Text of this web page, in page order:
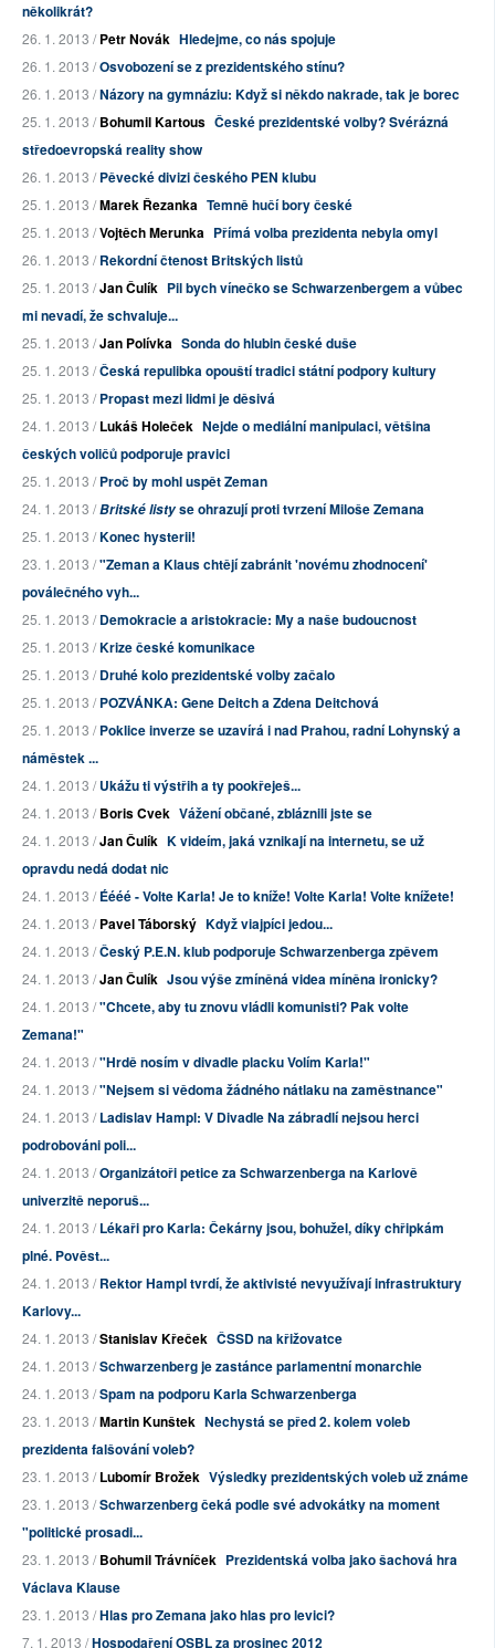
několikrát?
26. 1. 2013 /Petr Novák Hledejme, co nás spojuje
26. 1. 2013 /Osvobození se z prezidentského stínu?
26. 1. 2013 /Názory na gymnáziu: Když si někdo nakrade, tak je borec
25. 1. 2013 /Bohumil Kartous České prezidentské volby? Svérázná
středoevropská reality show
26. 1. 2013 /Pěvecké divizi českého PEN klubu
25. 1. 2013 /Marek Řezanka Temně hučí bory české
25. 1. 2013 /Vojtěch Merunka Přímá volba prezidenta nebyla omyl
26. 1. 2013 /Rekordní čtenost Britských listů
25. 1. 2013 /Jan Čulík Pil bych vínečko se Schwarzenbergem a vůbec
mi nevadí, že schvaluje...
25. 1. 2013 /Jan Polívka Sonda do hlubin české duše
25. 1. 2013 /Česká repulibka opouští tradici státní podpory kultury
25. 1. 2013 /Propast mezi lidmi je děsivá
24. 1. 2013 /Lukáš Holeček Nejde o mediální manipulaci, většina
českých voličů podporuje pravici
25. 1. 2013 /Proč by mohl uspět Zeman
24. 1. 2013 /Britské listyse ohrazují proti tvrzení Miloše Zemana
25. 1. 2013 /Konec hysterii!
23. 1. 2013 /"Zeman a Klaus chtějí zabránit 'novému zhodnocení'
poválečného vyh...
25. 1. 2013 /Demokracie a aristokracie: My a naše budoucnost
25. 1. 2013 /Krize české komunikace
25. 1. 2013 /Druhé kolo prezidentské volby začalo
25. 1. 2013 /POZVÁNKA: Gene Deitch a Zdena Deitchová
25. 1. 2013 /Poklice inverze se uzavírá i nad Prahou, radní Lohynský a
náměstek ...
24. 1. 2013 /Ukážu ti výstřih a ty pookřeješ...
24. 1. 2013 /Boris Cvek Vážení občané, zbláznili jste se
24. 1. 2013 /Jan Čulík K videím, jaká vznikají na internetu, se už
opravdu nedá dodat nic
24. 1. 2013 /Éééé - Volte Karla! Je to kníže! Volte Karla! Volte knížete!
24. 1. 2013 /Pavel Táborský Když viajpíci jedou...
24. 1. 2013 /Český P.E.N. klub podporuje Schwarzenberga zpěvem
24. 1. 2013 /Jan Čulík Jsou výše zmíněná videa míněna ironicky?
24. 1. 2013 /"Chcete, aby tu znovu vládli komunisti? Pak volte
Zemana!"
24. 1. 2013 /"Hrdě nosím v divadle placku Volím Karla!"
24. 1. 2013 /"Nejsem si vědoma žádného nátlaku na zaměstnance"
24. 1. 2013 /Ladislav Hampl: V Divadle Na zábradlí nejsou herci
podrobováni poli...
24. 1. 2013 /Organizátoři petice za Schwarzenberga na Karlově
univerzitě neporuš...
24. 1. 2013 /Lékaři pro Karla: Čekárny jsou, bohužel, díky chřipkám
plné. Pověst...
24. 1. 2013 /Rektor Hampl tvrdí, že aktivisté nevyužívají infrastruktury
Karlovy...
24. 1. 2013 /Stanislav Křeček ČSSD na křižovatce
24. 1. 2013 /Schwarzenberg je zastánce parlamentní monarchie
24. 1. 2013 /Spam na podporu Karla Schwarzenberga
23. 1. 2013 /Martin Kunštek Nechystá se před 2. kolem voleb
prezidenta falšování voleb?
23. 1. 2013 /Lubomír Brožek Výsledky prezidentských voleb už známe
23. 1. 2013 /Schwarzenberg čeká podle své advokátky na moment
"politické prosadi...
23. 1. 2013 /Bohumil Trávníček Prezidentská volba jako šachová hra
Václava Klause
23. 1. 2013 /Hlas pro Zemana jako hlas pro levici?
7. 1. 2013 /Hospodaření OSBL za prosinec 2012